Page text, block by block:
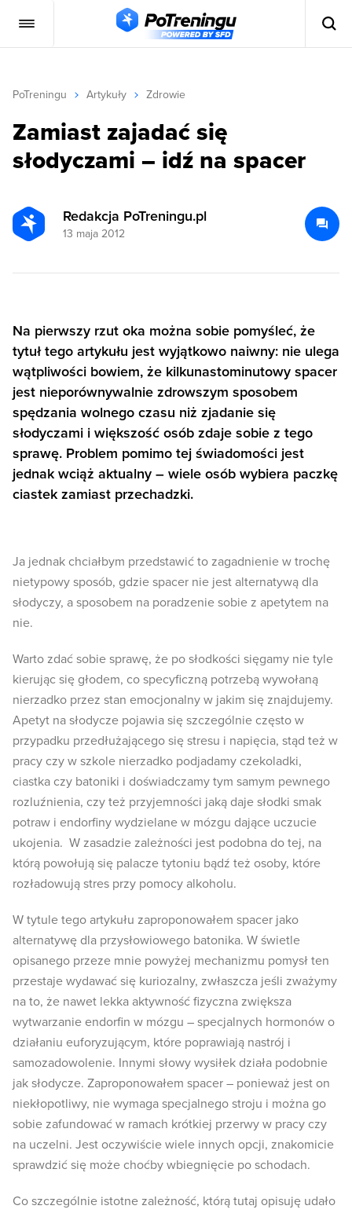
PoTreningu Artykuły Zdrowie
Zamiast zajadać się
słodyczami – idź na spacer
Redakcja PoTreningu.pl
13 maja 2012
Na pierwszy rzut oka można sobie pomyśleć, że
tytuł tego artykułu jest wyjątkowo naiwny: nie ulega
wątpliwości bowiem, że kilkunastominutowy spacer
jest nieporównywalnie zdrowszym sposobem
spędzania wolnego czasu niż zjadanie się
słodyczami i większość osób zdaje sobie z tego
sprawę. Problem pomimo tej świadomości jest
jednak wciąż aktualny – wiele osób wybiera paczkę
ciastek zamiast przechadzki.
Ja jednak chciałbym przedstawić to zagadnienie w trochę
nietypowy sposób, gdzie spacer nie jest alternatywą dla
słodyczy, a sposobem na poradzenie sobie z apetytem na
nie.
Warto zdać sobie sprawę, że po słodkości sięgamy nie tyle
kierując się głodem, co specyficzną potrzebą wywołaną
nierzadko przez stan emocjonalny w jakim się znajdujemy.
Apetyt na słodycze pojawia się szczególnie często w
przypadku przedłużającego się stresu i napięcia, stąd też w
pracy czy w szkole nierzadko podjadamy czekoladki,
ciastka czy batoniki i doświadczamy tym samym pewnego
rozluźnienia, czy też przyjemności jaką daje słodki smak
potraw i endorfiny wydzielane w mózgu dające uczucie
ukojenia. W zasadzie zależności jest podobna do tej, na
którą powołują się palacze tytoniu bądź też osoby, które
rozładowują stres przy pomocy alkoholu.
W tytule tego artykułu zaproponowałem spacer jako
alternatywę dla przysłowiowego batonika. W świetle
opisanego przeze mnie powyżej mechanizmu pomysł ten
przestaje wydawać się kuriozalny, zwłaszcza jeśli zważymy
na to, że nawet lekka aktywność fizyczna zwiększa
wytwarzanie endorfin w mózgu – specjalnych hormonów o
działaniu euforyzującym, które poprawiają nastrój i
samozadowolenie. Innymi słowy wysiłek działa podobnie
jak słodycze. Zaproponowałem spacer – ponieważ jest on
niekłopotliwy, nie wymaga specjalnego stroju i można go
sobie zafundować w ramach krótkiej przerwy w pracy czy
na uczelni. Jest oczywiście wiele innych opcji, znakomicie
sprawdzić się może choćby wbiegnięcie po schodach.
Co szczególnie istotne zależność, którą tutaj opisuję udało